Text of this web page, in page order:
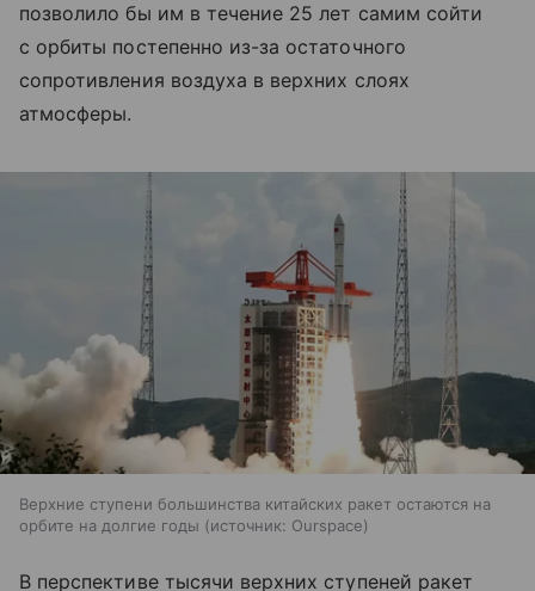
позволило бы им в течение 25 лет самим сойти
с орбиты постепенно из-за остаточного
сопротивления воздуха в верхних слоях
атмосферы.
Верхние ступени большинства китайских ракет остаются на
орбите на долгие годы
источник: Ourspace
В перспективе тысячи верхних ступеней ракет